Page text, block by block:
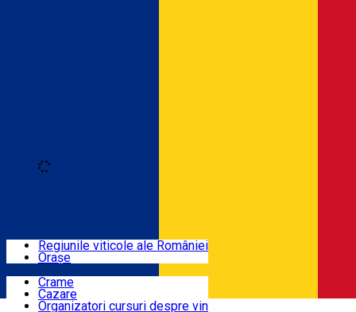
Locuri cu vin
Rute
Regiunile viticole ale României
Orașe
Crame
Cazare
Organizatori cursuri despre vin